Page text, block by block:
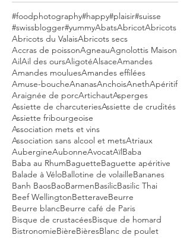
#foodphotography#happy#plaisir#suisse
#swissblogger#yummyAbatsAbricotAbricots
Abricots du ValaisAbricots secs
Accras de poissonAgneauAgnolottis Maison
AilAil des oursAligotéAlsaceAmandes
Amandes mouluesAmandes effilées
Amuse-boucheAnanasAnchoisAnethApéritif
Araignée de porcArtichautAsperges
Assiette de charcuteriesAssiette de crudités
Assiette fribourgeoise
Association mets et vins
Association sans alcool et metsAtriaux
AubergineAubonneAvocatAïlBaba
Baba au RhumBaguetteBaguette apéritive
Balade à VéloBallotine de volailleBananes
Banh BaosBaoBarmenBasilicBasilic Thai
Beef WellingtonBetteraveBeurre
Beurre blancBeurre café de Paris
Bisque de crustacéesBisque de homard
BistronomieBièreBièresBlanc de poulet